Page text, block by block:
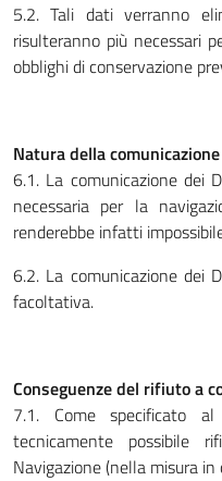
5.2. Tali dati verranno
risulteranno più necessari
obblighi di conservazione
Natura della
6.1. La comunicazione dei
necessaria per la
renderebbe infatti
6.2. La comunicazione dei
facoltativa.
Conseguenze del rifiuto a
7.1. Come specificato
tecnicamente possibile
Navigazione (nella misura